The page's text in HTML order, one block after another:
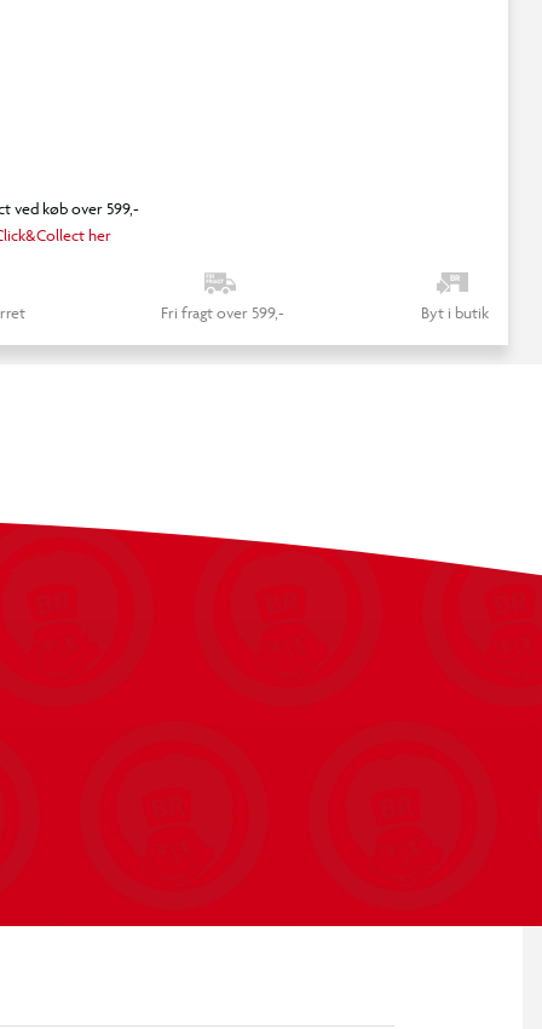
ved køb over 599,-
her
Fri fragt over 599,- Byt i butik